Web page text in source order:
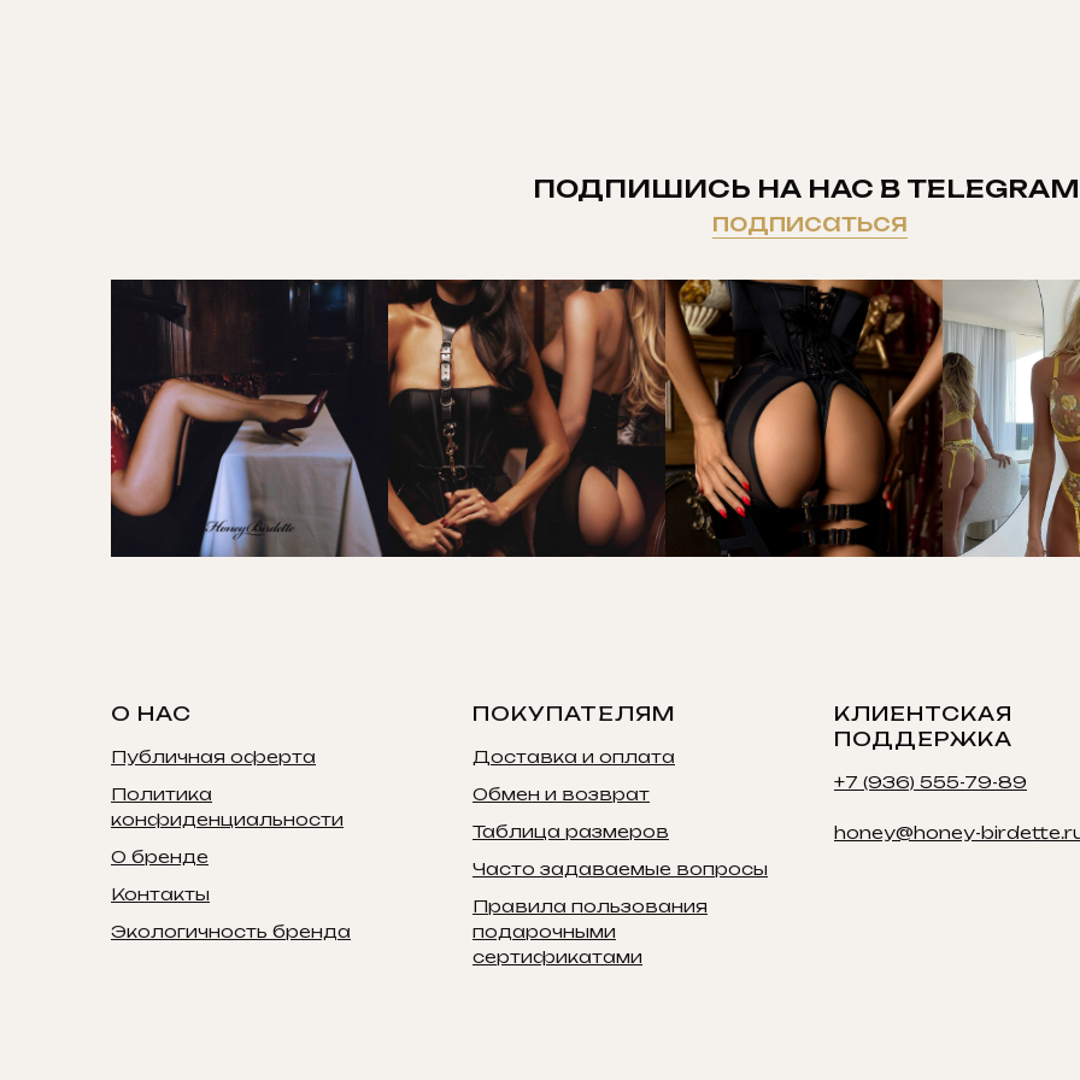
ПОДПИШИСЬ НА НАС В
подписаться
О НАС
Публичная оферта
Политика
конфиденциальности
О бренде
Контакты
Экологичность бренда
ПОКУПАТЕЛЯМ
Доставка и оплата
Обмен и возврат
Таблица размеров
Часто задаваемые вопросы
Правила пользования
подарочными
сертификатами
КЛИЕНТСКАЯ
ПОДДЕРЖКА
+7 (936) 555-79-89
honey@honey-